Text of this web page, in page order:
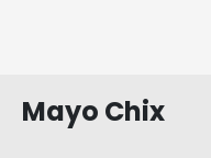
Mayo Chix